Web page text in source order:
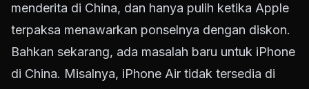
menderita di China, dan hanya pulih ketika Apple
terpaksa menawarkan ponselnya dengan diskon.
Bahkan sekarang, ada masalah baru untuk iPhone
di China. Misalnya, iPhone Air tidak tersedia di